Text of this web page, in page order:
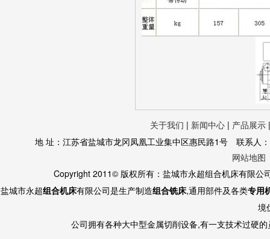
关于我们 | 新闻中心 | 产品展示
地 址：江苏省盐城市龙冈凤凰工业集中区惠民路1号 联系
网站地图
Copyright 2011© 版权所有：盐城市永超组合机床有限
盐城市永超组合机床有限公司是生产制造组合铣床,通用部件及各类专用
境
公司拥有各种大中型金属切削设备,有一支技术过硬